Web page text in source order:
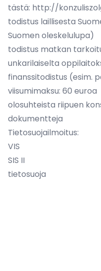
tästä: http://
todistus laillisesta
Suomen oleskelulupa)
todistus matkan
unkarilaiselta
finanssitodistus (esim.
viisumimaksu: 60 euroa
olosuhteista riipuen
dokumentteja
Tietosuojailmoitus:
VIS
SIS II
tietosuoja